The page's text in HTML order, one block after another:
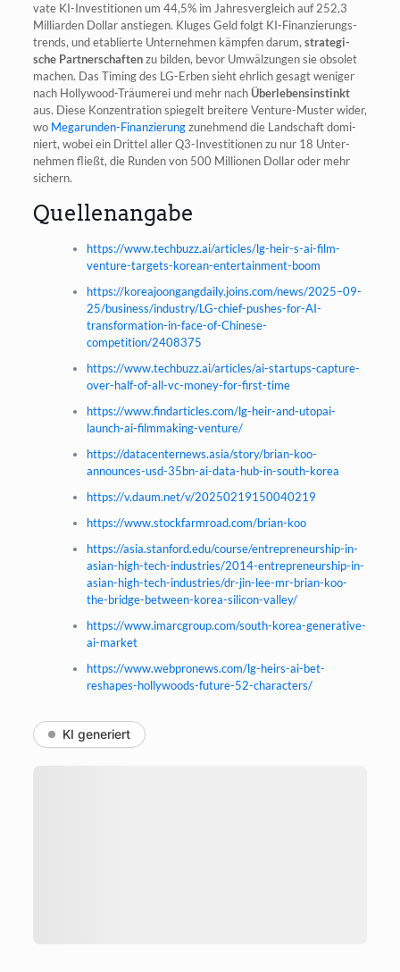
va­te KI-Inves­ti­tio­nen um 44,5% im Jah­res­ver­gleich auf 252,3
Mil­li­ar­den Dol­lar anstie­gen. Klu­ges Geld folgt KI-Finan­zie­rungs­
trends, und eta­blier­te Unter­neh­men kämp­fen dar­um, stra­te­gi­
sche Part­ner­schaf­tenzu bil­den, bevor Umwäl­zun­gen sie obso­let
machen. Das Timing des LG-Erben sieht ehr­lich gesagt weni­ger
nach Hol­ly­wood-Träu­me­rei und mehr nachÜber­le­bens­in­stinkt
aus. Die­se Kon­zen­tra­ti­on spie­gelt brei­te­re Ven­ture-Mus­ter wider,
wo Mega­run­den-Finan­zie­rungzuneh­mend die Land­schaft domi­
niert, wobei ein Drit­tel aller Q3-Inves­ti­tio­nen zu nur 18 Unter­
neh­men fließt, die Run­den von 500 Mil­lio­nen Dol­lar oder mehr
sichern.
Quellenangabe
https://www.techbuzz.ai/articles/lg-heir-s-ai-film-
venture-targets-korean-entertainment-boom
https://koreajoongangdaily.joins.com/news/2025–09-
25/business/industry/LG-chief-pushes-for-AI-
transformation-in-face-of-Chinese-
competition/2408375
https://www.techbuzz.ai/articles/ai-startups-capture-
over-half-of-all-vc-money-for-first-time
https://www.findarticles.com/lg-heir-and-utopai-
launch-ai-filmmaking-venture/
https://datacenternews.asia/story/brian-koo-
announces-usd-35bn-ai-data-hub-in-south-korea
https://v.daum.net/v/20250219150040219
https://www.stockfarmroad.com/brian-koo
https://asia.stanford.edu/course/entrepreneurship-in-
asian-high-tech-industries/2014-entrepreneurship-in-
asian-high-tech-industries/dr-jin-lee-mr-brian-koo-
the-bridge-between-korea-silicon-valley/
https://www.imarcgroup.com/south-korea-generative-
ai-market
https://www.webpronews.com/lg-heirs-ai-bet-
reshapes-hollywoods-future-52-characters/
KI generiert